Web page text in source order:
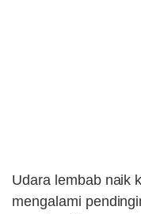
Udara lembab naik
mengalami